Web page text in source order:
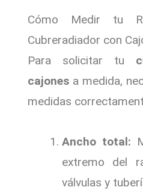
Cómo Medir tu
Cubreradiador con
Para solicitar tu
cajonesa medida,
medidas
Ancho total:
extremo del
válvulas y